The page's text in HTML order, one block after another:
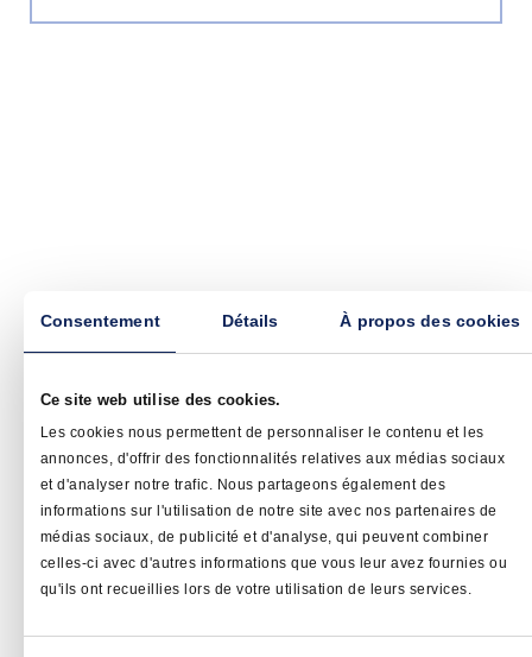
Consentement Détails À propos des cookies
Ce site web utilise des cookies.
Les cookies nous permettent de personnaliser le contenu et les
annonces, d'offrir des fonctionnalités relatives aux médias sociaux
et d'analyser notre trafic. Nous partageons également des
informations sur l'utilisation de notre site avec nos partenaires de
médias sociaux, de publicité et d'analyse, qui peuvent combiner
celles-ci avec d'autres informations que vous leur avez fournies ou
qu'ils ont recueillies lors de votre utilisation de leurs services.